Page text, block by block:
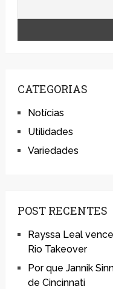
CATEGORIAS
Notícias
Utilidades
Variedades
POST RECENTES
Rayssa Leal
Rio Takeover
Por que Jannik
de Cincinnati